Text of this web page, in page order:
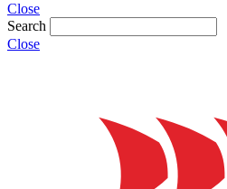
Close
Search
Close